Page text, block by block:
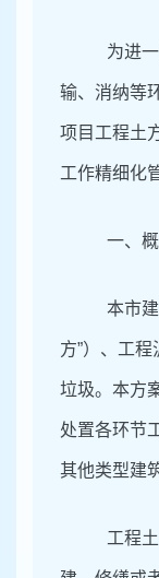
为进
输、消纳等
项目工程土
工作精细化
一、
本市
方”）、工
垃圾。本方
处置各环节
其他类型建
工程